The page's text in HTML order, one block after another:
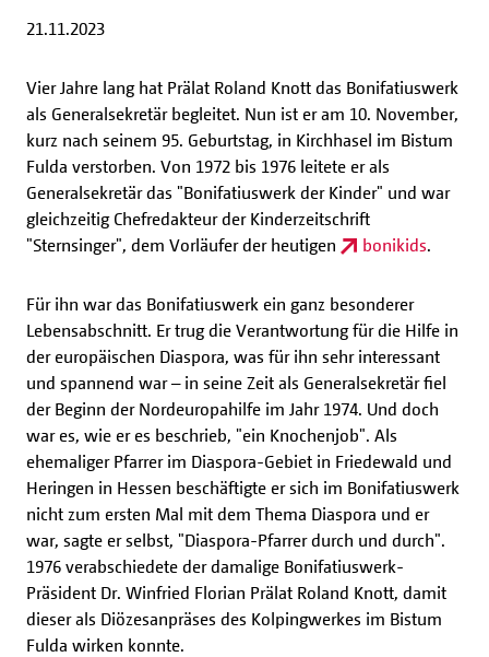
21.11.2023
Vier Jahre lang hat Prälat Roland Knott das Bonifatiuswerk
als Generalsekretär begleitet. Nun ist er am 10. November,
kurz nach seinem 95. Geburtstag, in Kirchhasel im Bistum
Fulda verstorben. Von 1972 bis 1976 leitete er als
Generalsekretär das "Bonifatiuswerk der Kinder" und war
gleichzeitig Chefredakteur der Kinderzeitschrift
"Sternsinger", dem Vorläufer der heutigen
bonikids.
Für ihn war das Bonifatiuswerk ein ganz besonderer
Lebensabschnitt. Er trug die Verantwortung für die Hilfe in
der europäischen Diaspora, was für ihn sehr interessant
und spannend war – in seine Zeit als Generalsekretär fiel
der Beginn der Nordeuropahilfe im Jahr 1974. Und doch
war es, wie er es beschrieb, "ein Knochenjob". Als
ehemaliger Pfarrer im Diaspora-Gebiet in Friedewald und
Heringen in Hessen beschäftigte er sich im Bonifatiuswerk
nicht zum ersten Mal mit dem Thema Diaspora und er
war, sagte er selbst, "Diaspora-Pfarrer durch und durch".
1976 verabschiedete der damalige Bonifatiuswerk-
Präsident Dr. Winfried Florian Prälat Roland Knott, damit
dieser als Diözesanpräses des Kolpingwerkes im Bistum
Fulda wirken konnte.